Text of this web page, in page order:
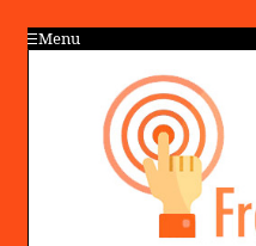
Menu